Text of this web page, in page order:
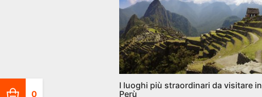
0
I luoghi più straordinari da visitare in
Perù